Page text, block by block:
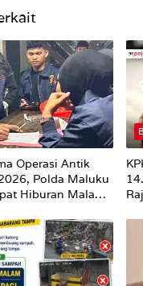
Operasi Antik
Polda Maluku
Hiburan Malam